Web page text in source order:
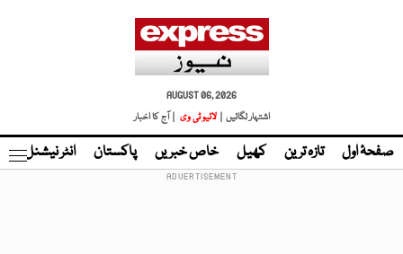
AUGUST 06, 2026
اشتہار لگائیں |
لائیو ٹی وی | آج کا اخبار
صفحۂ اول تازہ ترین کھیل خاص خبریں پاکستان انٹر نیشنل